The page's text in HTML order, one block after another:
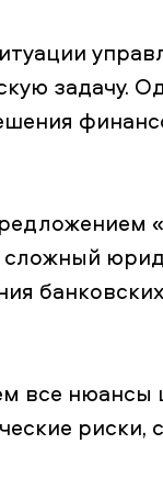
задачу.
все нюансы